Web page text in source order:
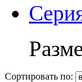
Сортировать по: